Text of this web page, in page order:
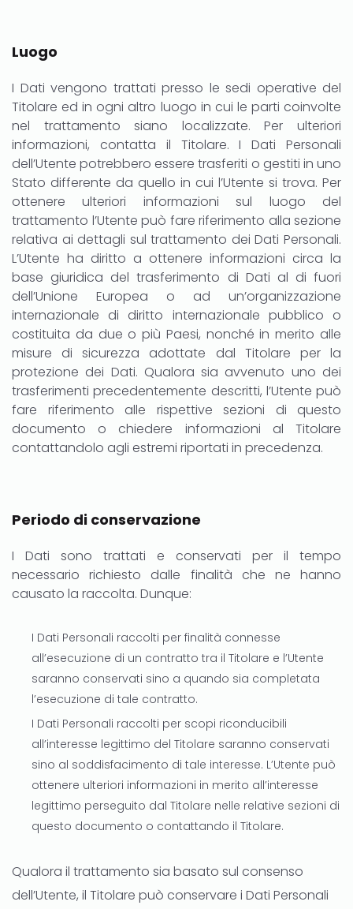
Luogo
I Dati vengono trattati presso le sedi operative del
Titolare ed in ogni altro luogo in cui le parti coinvolte
nel trattamento siano localizzate. Per ulteriori
informazioni, contatta il Titolare. I Dati Personali
dell’Utente potrebbero essere trasferiti o gestiti in uno
Stato differente da quello in cui l’Utente si trova. Per
ottenere ulteriori informazioni sul luogo del
trattamento l’Utente può fare riferimento alla sezione
relativa ai dettagli sul trattamento dei Dati Personali.
L’Utente ha diritto a ottenere informazioni circa la
base giuridica del trasferimento di Dati al di fuori
dell’Unione Europea o ad un’organizzazione
internazionale di diritto internazionale pubblico o
costituita da due o più Paesi, nonché in merito alle
misure di sicurezza adottate dal Titolare per la
protezione dei Dati. Qualora sia avvenuto uno dei
trasferimenti precedentemente descritti, l’Utente può
fare riferimento alle rispettive sezioni di questo
documento o chiedere informazioni al Titolare
contattandolo agli estremi riportati in precedenza.
Periodo di conservazione
I Dati sono trattati e conservati per il tempo
necessario richiesto dalle finalità che ne hanno
causato la raccolta. Dunque:
I Dati Personali raccolti per finalità connesse
all’esecuzione di un contratto tra il Titolare e l’Utente
saranno conservati sino a quando sia completata
l’esecuzione di tale contratto.
I Dati Personali raccolti per scopi riconducibili
all’interesse legittimo del Titolare saranno conservati
sino al soddisfacimento di tale interesse. L’Utente può
ottenere ulteriori informazioni in merito all’interesse
legittimo perseguito dal Titolare nelle relative sezioni di
questo documento o contattando il Titolare.
Qualora il trattamento sia basato sul consenso
dell’Utente, il Titolare può conservare i Dati Personali